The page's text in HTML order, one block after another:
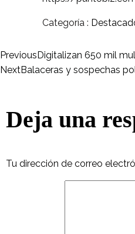
Categoría :
PreviousDigitalizan 650 mil
NextBalaceras y sospechas
Deja una
Tu dirección de correo